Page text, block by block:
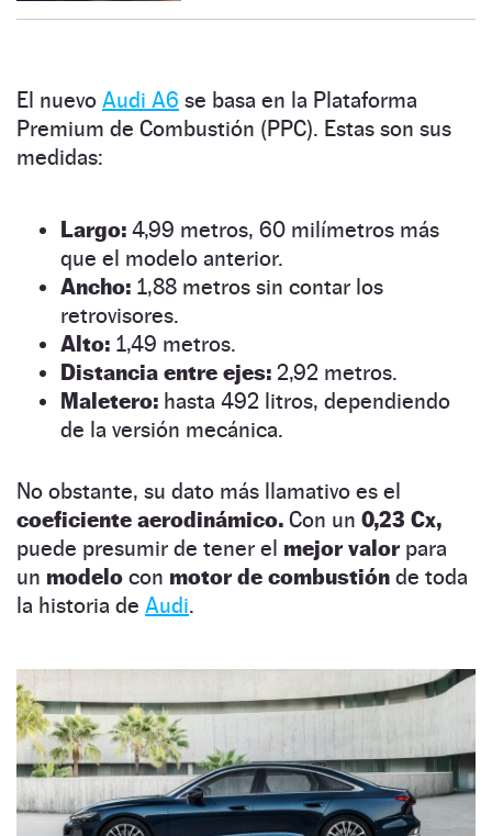
El nuevo Audi A6 se basa en la Plataforma
Premium de Combustión (PPC). Estas son sus
medidas:
Largo: 4,99 metros, 60 milímetros más
que el modelo anterior.
Ancho: 1,88 metros sin contar los
retrovisores.
Alto: 1,49 metros.
Distancia entre ejes: 2,92 metros.
Maletero: hasta 492 litros, dependiendo
de la versión mecánica.
No obstante, su dato más llamativo es el
coeficiente aerodinámico. Con un 0,23 Cx,
puede presumir de tener el mejor valorpara
un modelo con motor de combustión de toda
la historia de Audi.